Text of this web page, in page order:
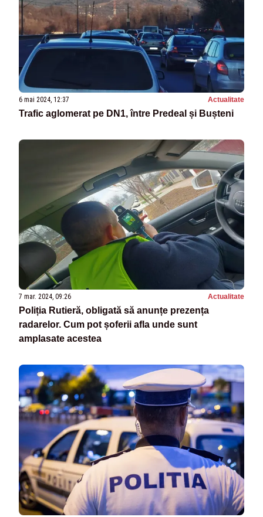
6 mai 2024, 12:37 Actualitate
Trafic aglomerat pe DN1, între Predeal și Bușteni
7 mar. 2024, 09:26 Actualitate
Poliția Rutieră, obligată să anunțe prezența
radarelor. Cum pot șoferii afla unde sunt
amplasate acestea